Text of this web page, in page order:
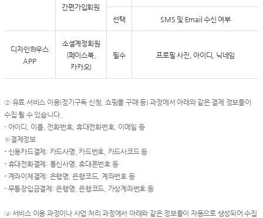
간편가입회원
선택 SMS 및 Email 수신 여부
디자인하우스
APP
소셜계정회원
(페이스북,
카카오)
필수 프로필 사진, 아이디, 닉네임
② 유료 서비스 이용(정기구독 신청, 쇼핑몰 구매 등) 과정에서 아래와 같은 결제 정보들이
수집 될 수 있습니다..
- 아이디, 이름, 전화번호, 휴대전화번호, 이메일 등
※결제정보
- 신용카드결제: 카드사명, 카드번호, 카드사코드 등
- 휴대전화결제: 통신사명, 휴대폰번호 등
- 계좌이체결제: 은행명, 은행코드, 계좌번호 등
- 무통장입금결제: 은행명, 은행코드, 가상계좌번호 등
③ 서비스 이용 과정이나 사업 처리 과정에서 아래와 같은 정보들이 자동으로 생성되어 수집